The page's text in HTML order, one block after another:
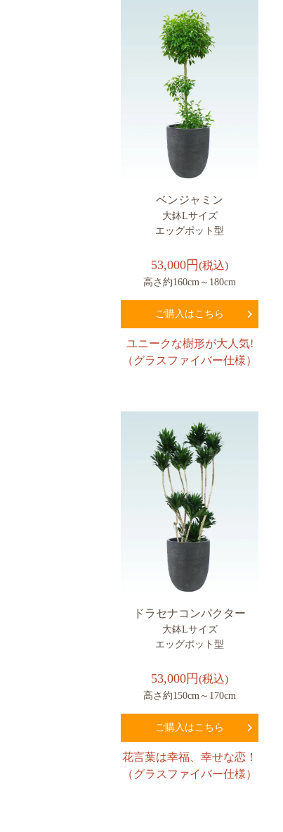
ベンジャミン
大鉢Lサイズ
エッグポット型
53,000円(税込)
高さ約160cm～180cm
ご購入はこちら
ユニークな樹形が大人気!
（グラスファイバー仕様）
ドラセナコンパクター
大鉢Lサイズ
エッグポット型
53,000円(税込)
高さ約150cm～170cm
ご購入はこちら
花言葉は幸福、幸せな恋！
（グラスファイバー仕様）